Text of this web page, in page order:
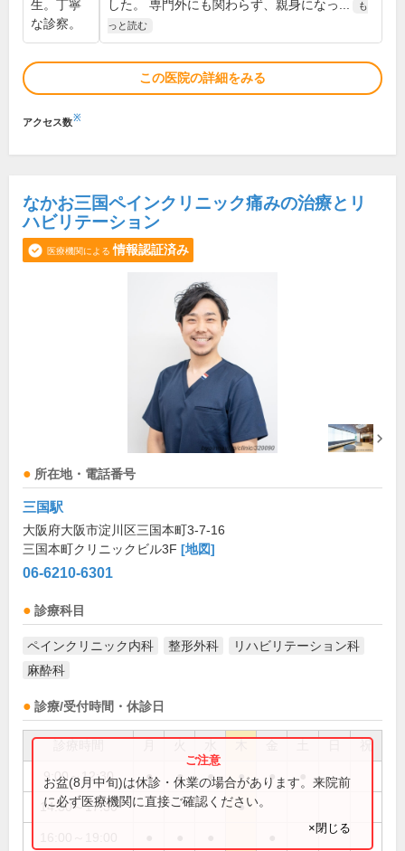
生。丁寧
な診察。
した。 専門外にも関わらず、親身になっ...
も
っと読む
この医院の詳細をみる
アクセス数※
なかお三国ペインクリニック痛みの治療とリ
ハビリテーション
医療機関による 情報認証済み
所在地・電話番号
三国駅
大阪府大阪市淀川区三国本町3-7-16
三国本町クリニックビル3F [地図]
06-6210-6301
診療科目
ペインクリニック内科 整形外科
リハビリテーション科
麻酔科
診療/受付時間・休診日
祝
9:00～12:30 ● ● ● ● ●
14:30～17:30 ●
お盆(8月中旬)は休診・休業の場合があります。来院前
に必ず医療機関に直接ご確認ください。
×閉じる